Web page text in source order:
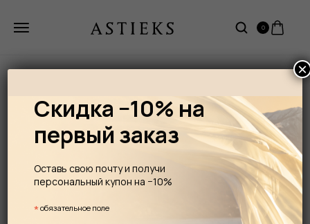
0
Скидка −10% на
первый заказ
Оставь свою почту и получи
персональный купон на −10%
* обязательное поле
×